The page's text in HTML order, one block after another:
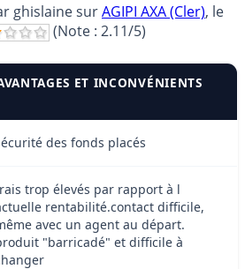
ghislainesurAGIPI AXA (Cler), le
(Note : 2.11/5)
ET INCONVÉNIENTS
des fonds placés
trop élevés par rapport à l
rentabilité.contact difficile,
avec un agent au départ.
"barricadé" et difficile à